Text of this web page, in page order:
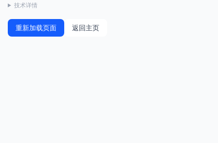
技术详情
重新加载页面 返回主页